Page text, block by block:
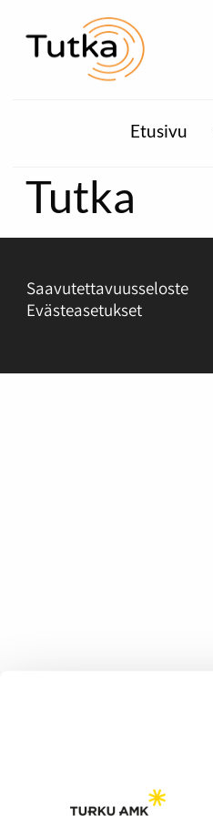
Etusivu
Tutka
Saavutettavuusseloste
Evästeasetukset